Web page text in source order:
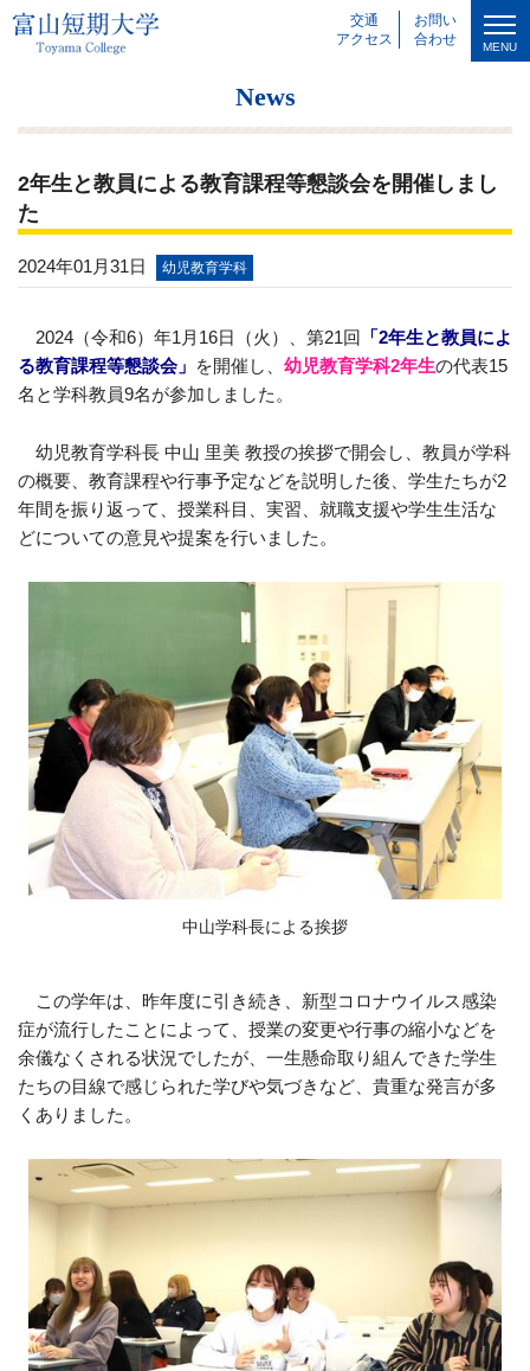
交通
アクセス
お問い
合わせ
MENU
News
2年生と教員による教育課程等懇談会を開催しまし
た
2024年01月31日 幼児教育学科
2024（令和6）年1月16日（火）、第21回 「2年生と教員によ
る教育課程等懇談会」 を開催し、 幼児教育学科2年生の代表15
名と学科教員9名が参加しました。
幼児教育学科長 中山 里美 教授の挨拶で開会し、教員が学科
の概要、教育課程や行事予定などを説明した後、学生たちが2
年間を振り返って、授業科目、実習、就職支援や学生生活な
どについての意見や提案を行いました。
中山学科長による挨拶
この学年は、昨年度に引き続き、新型コロナウイルス感染
症が流行したことによって、授業の変更や行事の縮小などを
余儀なくされる状況でしたが、一生懸命取り組んできた学生
たちの目線で感じられた学びや気づきなど、貴重な発言が多
くありました。